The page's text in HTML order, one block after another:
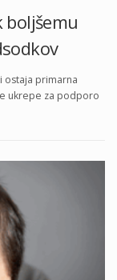
boljšemu
ostaja primarna
ukrepe za podporo